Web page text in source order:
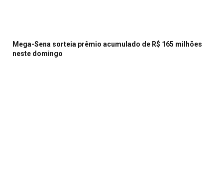
Mega-Sena sorteia prêmio acumulado de R$ 165 milhões
neste domingo